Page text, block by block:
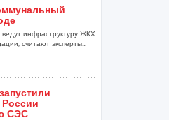
инфраструктуру ЖКХ
считают эксперты...
СЭС